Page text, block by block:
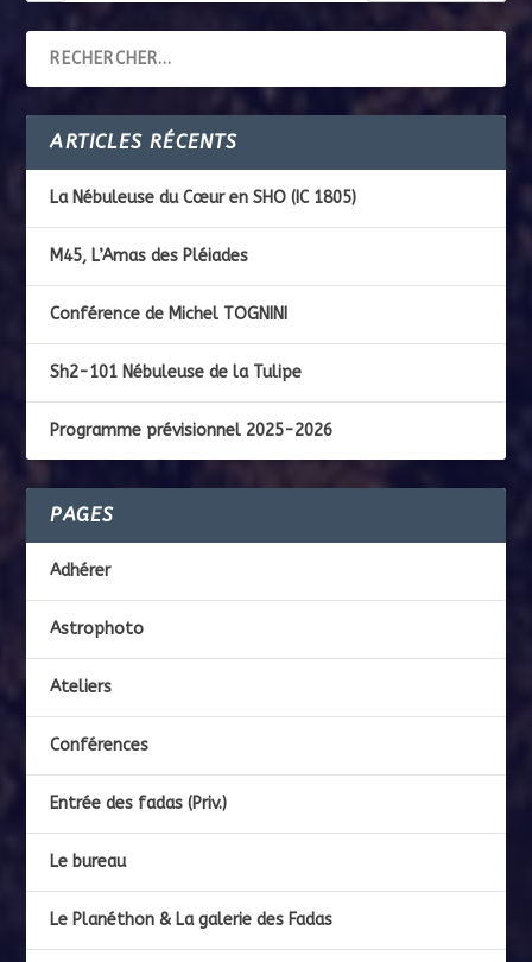
ARTICLES RÉCENTS
La Nébuleuse du Cœur en SHO (IC 1805)
M45, L’Amas des Pléiades
Conférence de Michel TOGNINI
Sh2-101 Nébuleuse de la Tulipe
Programme prévisionnel 2025-2026
PAGES
Adhérer
Astrophoto
Ateliers
Conférences
Entrée des fadas (Priv.)
Le bureau
Le Planéthon & La galerie des Fadas